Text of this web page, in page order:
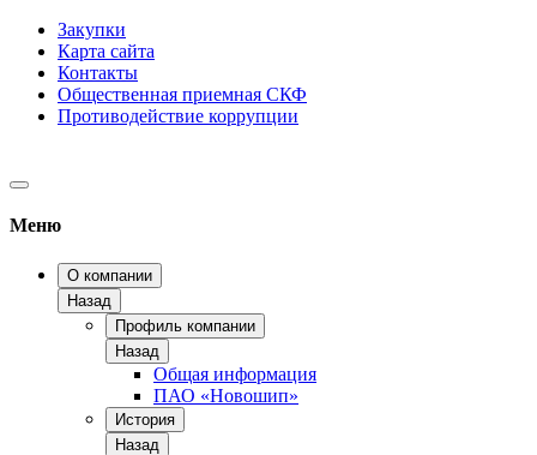
Закупки
Карта сайта
Контакты
Общественная приемная СКФ
Противодействие коррупции
Меню
О компании
Назад
Профиль компании
Назад
Общая информация
ПАО «Новошип»
История
Назад